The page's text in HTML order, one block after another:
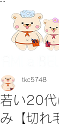
" "
若い20代
み【切れ
tkc5748